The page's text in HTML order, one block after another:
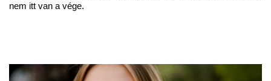
nem itt van a vége.